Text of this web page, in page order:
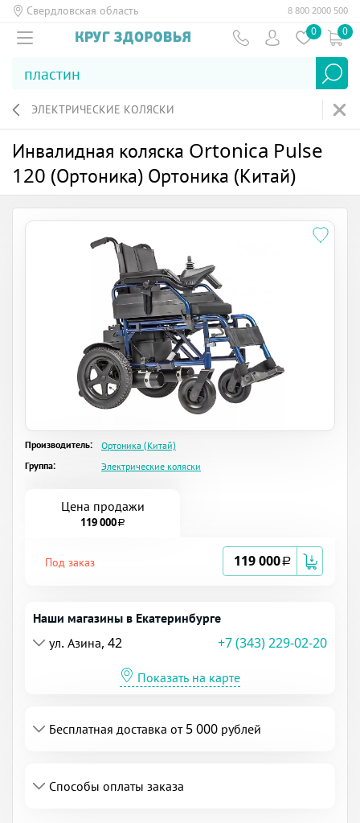
Свердловская область 8 800 2000 500
0 0
ЭЛЕКТРИЧЕСКИЕ КОЛЯСКИ
Инвалидная коляска Ortonica Pulse
120 (Ортоника) Ортоника (Китай)
Производитель:
Ортоника (Китай)
Группа:
Электрические коляски
Цена продажи
119 000a
Под заказ 119 000a
Наши магазины в Екатеринбурге
ул. Азина, 42
+7 (343) 229-02-20
Показать на карте
Бесплатная доставка от 5 000 рублей
Способы оплаты заказа